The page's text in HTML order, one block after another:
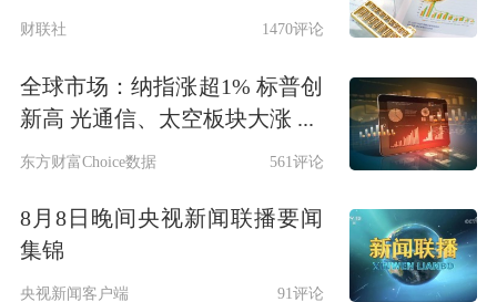
财联社 1470评论
全球市场：纳指涨超1% 标普创
新高 光通信、太空板块大涨 ...
东方财富Choice数据 561评论
8月8日晚间央视新闻联播要闻
集锦
央视新闻客户端 91评论